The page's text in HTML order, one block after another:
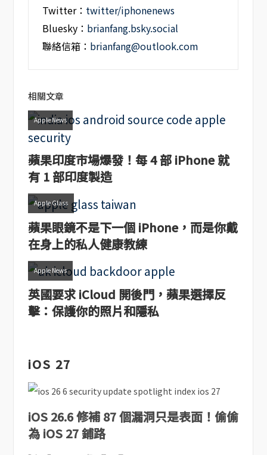
Twitter： twitter/iphonenews
Bluesky： brianfang.bsky.social
聯絡信箱： brianfang@outlook.com
相關文章
Apple News
蘋果印度市場爆發！每 4 部 iPhone 就
有 1 部印度製造
Apple Glass
蘋果眼鏡不是下一個 iPhone，而是你戴
在身上的私人健康教練
Apple News
英國要求 iCloud 開後門，蘋果選擇反
擊：保護你的照片和隱私
iOS 27
iOS 26.6 修補 87 個漏洞只是表面！偷偷
為 iOS 27 鋪路